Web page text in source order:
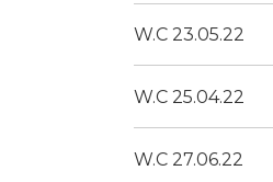
W.C 23.05.22
W.C 25.04.22
W.C 27.06.22